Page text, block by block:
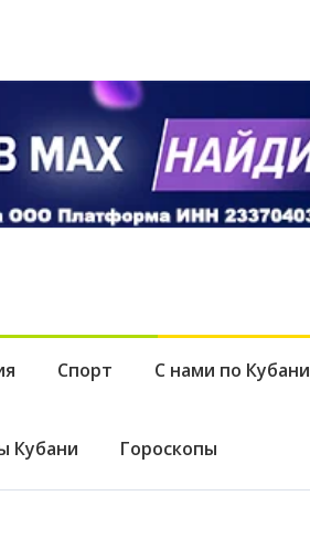
Спорт С нами по Кубани
Кубани Гороскопы